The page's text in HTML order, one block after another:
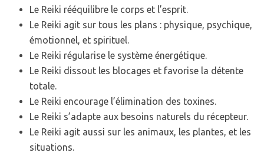
Le Reiki rééquilibre le corps et l’esprit.
Le Reiki agit sur tous les plans : physique, psychique,
émotionnel, et spirituel.
Le Reiki régularise le système énergétique.
Le Reiki dissout les blocages et favorise la détente
totale.
Le Reiki encourage l’élimination des toxines.
Le Reiki s’adapte aux besoins naturels du récepteur.
Le Reiki agit aussi sur les animaux, les plantes, et les
situations.